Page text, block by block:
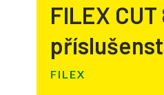
FILEX
FILEX